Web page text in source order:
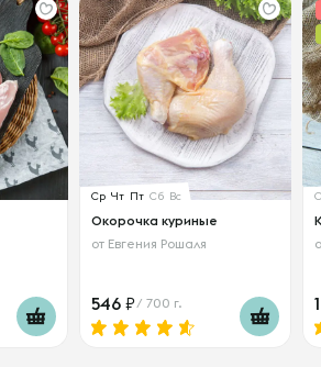
Ср Чт Пт Сб Вс
Окорочка куриные
от Евгения Рошаля
546 / 700 г.